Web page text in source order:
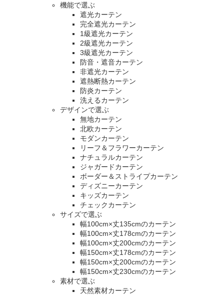
機能で選ぶ
遮光カーテン
完全遮光カーテン
1級遮光カーテン
2級遮光カーテン
3級遮光カーテン
防音・遮音カーテン
非遮光カーテン
遮熱断熱カーテン
防炎カーテン
洗えるカーテン
デザインで選ぶ
無地カーテン
北欧カーテン
モダンカーテン
リーフ＆フラワーカーテン
ナチュラルカーテン
ジャガードカーテン
ボーダー＆ストライプカーテン
ディズニーカーテン
キッズカーテン
チェックカーテン
サイズで選ぶ
幅100cm×丈135cmのカーテン
幅100cm×丈178cmのカーテン
幅100cm×丈200cmのカーテン
幅150cm×丈178cmのカーテン
幅150cm×丈200cmのカーテン
幅150cm×丈230cmのカーテン
素材で選ぶ
天然素材カーテン